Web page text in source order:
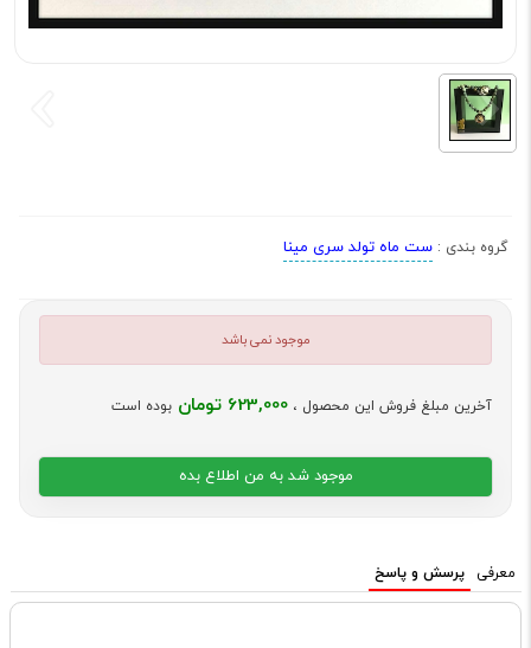
گروه بندی : ست ماه تولد سری مینا
موجود نمی باشد
آخرین مبلغ فروش این محصول ، 623,000 تومان بوده است
موجود شد به من اطلاع بده
معرفی پرسش و پاسخ